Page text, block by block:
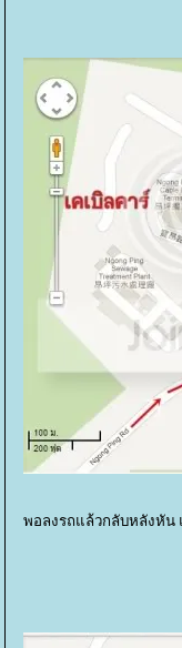
พอลงรถแล้วกลับหลังหัน